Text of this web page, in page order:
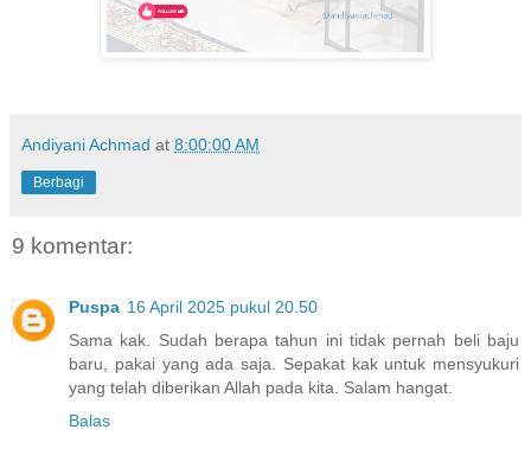
Andiyani Achmad at 8:00:00 AM
Berbagi
9 komentar:
Puspa 16 April 2025 pukul 20.50
Sama kak. Sudah berapa tahun ini tidak pernah beli baju
baru, pakai yang ada saja. Sepakat kak untuk mensyukuri
yang telah diberikan Allah pada kita. Salam hangat.
Balas